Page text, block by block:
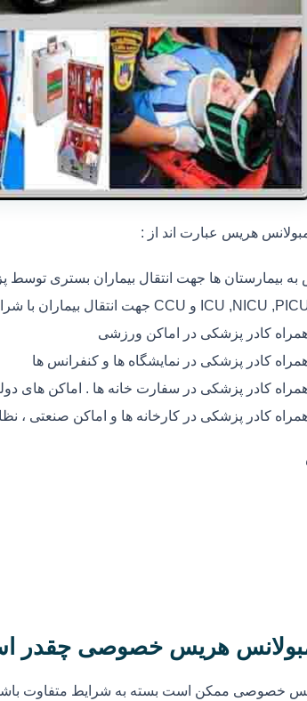
هریس عبارت اند از :
به بیمارستان ها جهت انتقال بیماران بستری
همراه کادر پزشکی در اماکن ورزشی
همراه کادر پزشکی در نمایشگاه ها و کنفرانس ها
همراه کادر پزشکی در سفارت خانه ها . اماکن های
همراه کادر پزشکی در کارخانه ها و اماکن صنعتی ،
آمبولانس هریس خصوصی چقدر
خصوصی ممکن است بسته به شرایط متفاوت